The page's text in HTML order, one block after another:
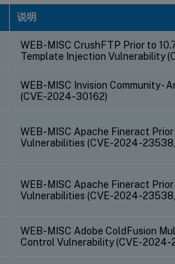
说明
WEB-MISC CrushFTP Prior to
Template Injection Vulnerability
WEB-MISC Invision Community -
(CVE-2024-30162)
WEB-MISC Apache Fineract Prior
Vulnerabilities (CVE-2024-
WEB-MISC Apache Fineract Prior
Vulnerabilities (CVE-2024-
WEB-MISC Adobe ColdFusion
Control Vulnerability (CVE-2024-